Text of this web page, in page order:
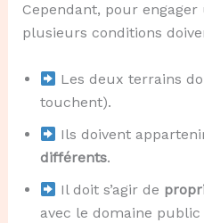
Cependant, pour
plusieurs conditions
Les deux terrains
touchent).
Ils doivent
différents.
Il doit s’agir de
avec le domaine